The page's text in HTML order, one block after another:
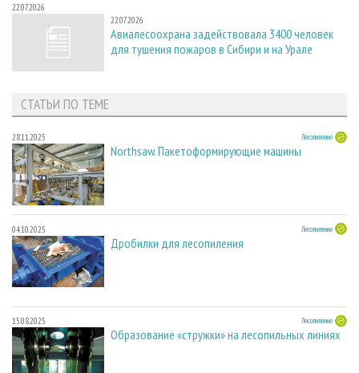
22.07.2026
22.07.2026
Авиалесоохрана задействовала 3400 человек
для тушения пожаров в Сибири и на Урале
СТАТЬИ ПО ТЕМЕ
28.11.2025 Лесопиление
Northsaw. Пакетоформирующие машины
04.10.2025 Лесопиление
Дробилки для лесопиления
15.08.2025 Лесопиление
Образование «стружки» на лесопильных линиях